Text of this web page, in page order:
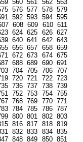
560 561 562 563
576 577 578 579
592 593 594 595
608 609 610 611
624 625 626 627
640 641 642 643
656 657 658 659
672 673 674 675
688 689 690 691
704 705 706 707
720 721 722 723
736 737 738 739
752 753 754 755
768 769 770 771
784 785 786 787
800 801 802 803
816 817 818 819
832 833 834 835
848 849 850 851